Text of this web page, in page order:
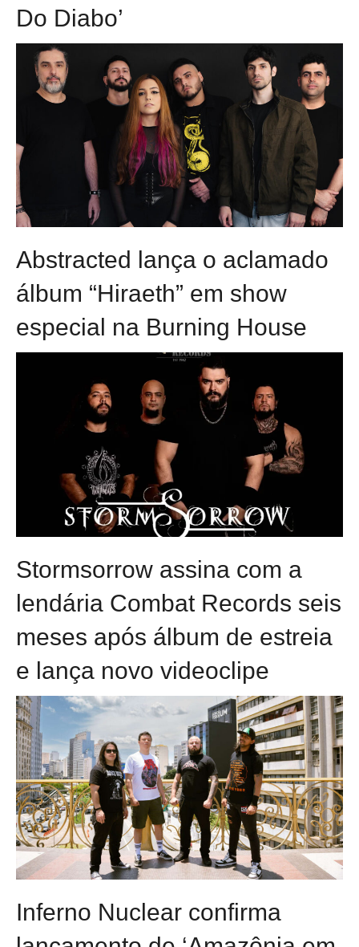
Do Diabo’
Abstracted lança o aclamado
álbum “Hiraeth” em show
especial na Burning House
Stormsorrow assina com a
lendária Combat Records seis
meses após álbum de estreia
e lança novo videoclipe
Inferno Nuclear confirma